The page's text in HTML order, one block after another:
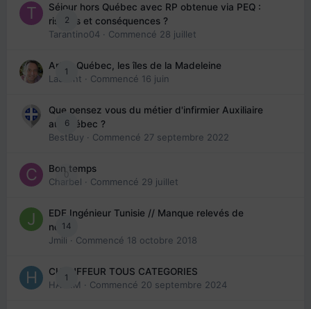
2
Séjour hors Québec avec RP obtenue via PEQ :
risques et conséquences ?
Tarantino04 · Commencé 28 juillet
1
Arte : Québec, les îles de la Madeleine
Laurent · Commencé 16 juin
6
Que pensez vous du métier d'infirmier Auxiliaire
au Québec ?
BestBuy · Commencé 27 septembre 2022
0
Bon temps
Charbel · Commencé 29 juillet
14
EDE Ingénieur Tunisie // Manque relevés de
note
Jmili · Commencé 18 octobre 2018
1
CHAUFFEUR TOUS CATEGORIES
HAZEM · Commencé 20 septembre 2024